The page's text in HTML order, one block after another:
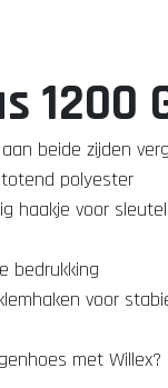
1200
beide zijden
polyester
haakje voor
bedrukking
voor
met Willex?